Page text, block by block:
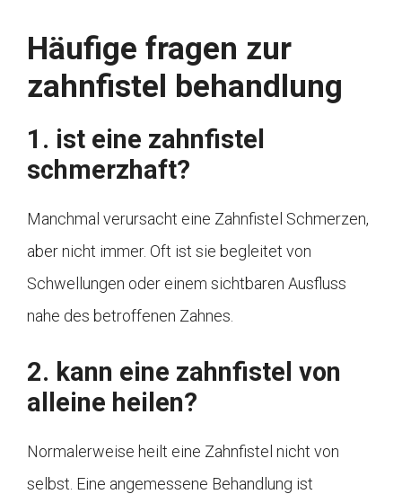
Häufige fragen zur
zahnfistel behandlung
1. ist eine zahnfistel
schmerzhaft?
Manchmal verursacht eine Zahnfistel Schmerzen,
aber nicht immer. Oft ist sie begleitet von
Schwellungen oder einem sichtbaren Ausfluss
nahe des betroffenen Zahnes.
2. kann eine zahnfistel von
alleine heilen?
Normalerweise heilt eine Zahnfistel nicht von
selbst. Eine angemessene Behandlung ist